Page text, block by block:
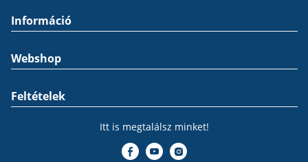
Információ
Webshop
Feltételek
Itt is megtalálsz minket!